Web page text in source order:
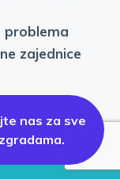
problema
zajednice
nas za sve